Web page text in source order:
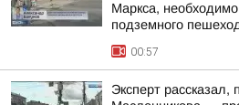
Маркса,
подземного
00:57
Эксперт рассказал,